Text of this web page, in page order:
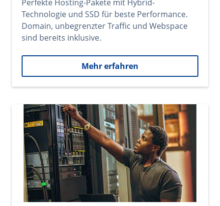
Perfekte Hosting-Pakete mit Hybrid-
Technologie und SSD für beste Performance.
Domain, unbegrenzter Traffic und Webspace
sind bereits inklusive.
Mehr erfahren